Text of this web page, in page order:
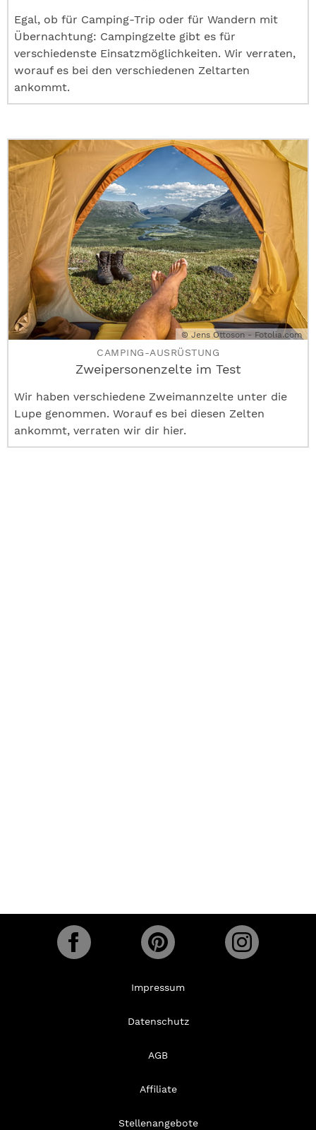
Egal, ob für Camping-Trip oder für Wandern mit
Übernachtung: Campingzelte gibt es für
verschiedenste Einsatzmöglichkeiten. Wir verraten,
worauf es bei den verschiedenen Zeltarten
ankommt.
© Jens Ottoson - Fotolia.com
CAMPING-AUSRÜSTUNG
Zweipersonenzelte im Test
Wir haben verschiedene Zweimannzelte unter die
Lupe genommen. Worauf es bei diesen Zelten
ankommt, verraten wir dir hier.
Impressum
Datenschutz
AGB
Affiliate
Stellenangebote